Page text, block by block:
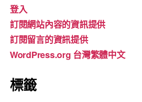
b
o
o
k
a
m
u
b
e
登入
訂閱網站內容的資訊提供
訂閱留言的資訊提供
WordPress.org 台灣繁體中文
標籤